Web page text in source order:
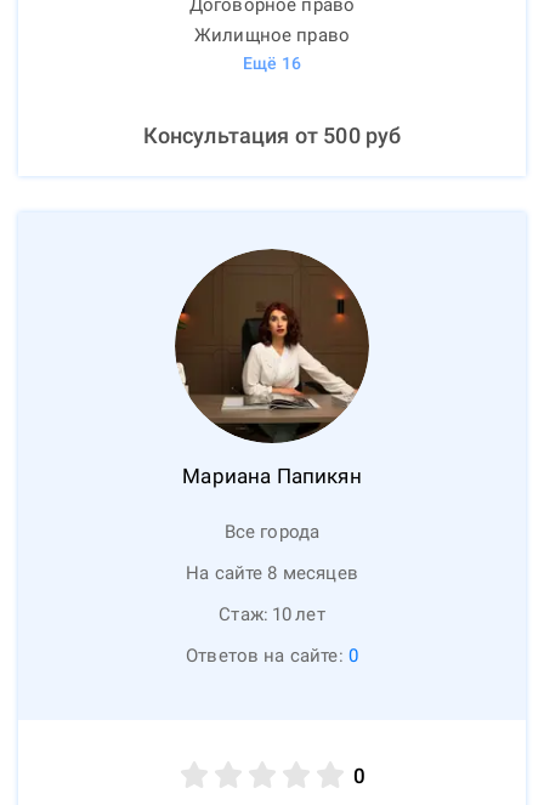
Договорное право
Жилищное право
Ещё 16
Консультация от 500руб
Мариана Папикян
Все города
На сайте 8 месяцев
Стаж: 10лет
Ответов на сайте: 0
0